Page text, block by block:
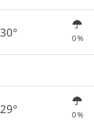
30° 0 %
29° 0 %